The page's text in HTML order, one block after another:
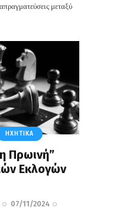
μεταξύ
ΗΧΗΤΙΚΆ
Πρωινή”
Εκλογών
07/11/2024